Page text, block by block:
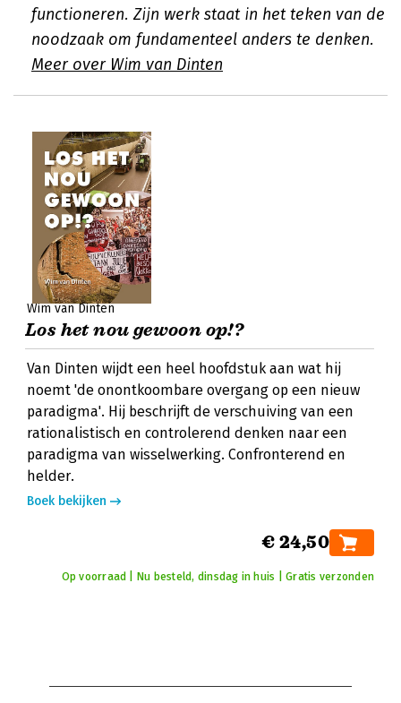
functioneren. Zijn werk staat in het teken van de
noodzaak om fundamenteel anders te denken.
Meer over Wim van Dinten
Wim van Dinten
Los het nou gewoon op!?
Van Dinten wijdt een heel hoofdstuk aan wat hij
noemt 'de onontkoombare overgang op een nieuw
paradigma'. Hij beschrijft de verschuiving van een
rationalistisch en controlerend denken naar een
paradigma van wisselwerking. Confronterend en
helder.
Boek bekijken
€ 24,50
Op voorraad | Nu besteld, dinsdag in huis | Gratis verzonden